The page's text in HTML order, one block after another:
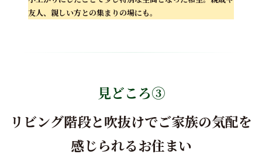
友人、親しい方との集まりの場にも。
見どころ③
リビング階段と吹抜けでご家族の気配を
感じられるお住まい